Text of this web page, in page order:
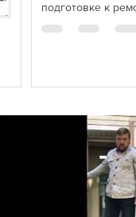
подготовке к
помещения